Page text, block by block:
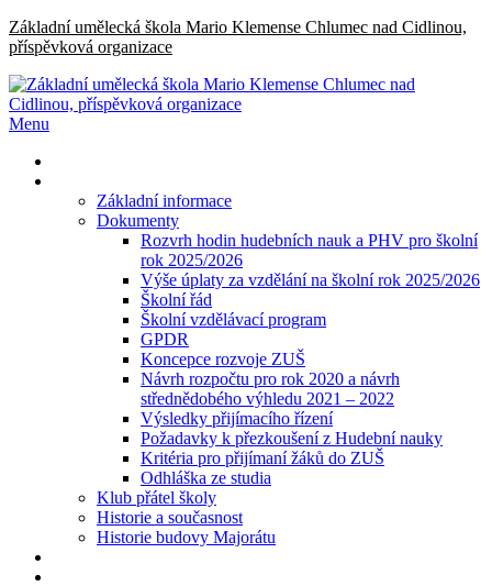
Skip
to
Základní umělecká škola Mario Klemense Chlumec nad Cidlinou,
příspěvková organizace
Menu
Primární
menu
Základní informace
Dokumenty
Rozvrh hodin hudebních nauk a PHV pro školní
rok 2025/2026
Výše úplaty za vzdělání na školní rok 2025/2026
Školní řád
Školní vzdělávací program
GPDR
Koncepce rozvoje ZUŠ
Návrh rozpočtu pro rok 2020 a návrh
střednědobého výhledu 2021 – 2022
Výsledky přijímacího řízení
Požadavky k přezkoušení z Hudební nauky
Kritéria pro přijímaní žáků do ZUŠ
Odhláška ze studia
Klub přátel školy
Historie a současnost
Historie budovy Majorátu